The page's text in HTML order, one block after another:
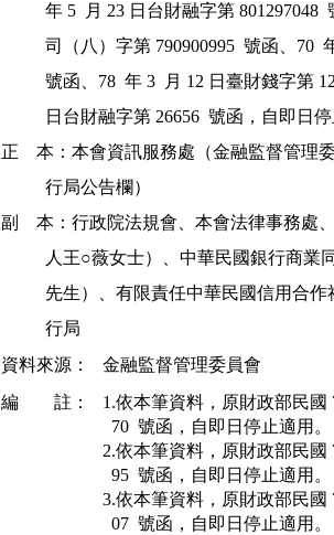
年 5  月 23 日台財融字第 801297048
司（八）字第 790900995  號函、70
號函、78  年 3  月 12 日臺財錢字第
日台財融字第 26656  號函，自即日
正    本：本會資訊服務處（金融監督管理
          行局公告欄）
副    本：行政院法規會、本會法律事務處
人王○薇女士）、中華民國銀行商
先生）、有限責任中華民國信用
資料來源：
金融監督管理委員會
編 註：
1.依本筆資料，原財政部民國
  70  號函，自即日停止適用。
2.依本筆資料，原財政部民國
  95  號函，自即日停止適用。
3.依本筆資料，原財政部民國
  07  號函，自即日停止適用。